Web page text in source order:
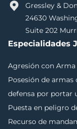
Gressley &
24630
Suite 202
Especialidades
Agresión con
Posesión de armas
defensa por portar
Puesta en peligro
Recurso de